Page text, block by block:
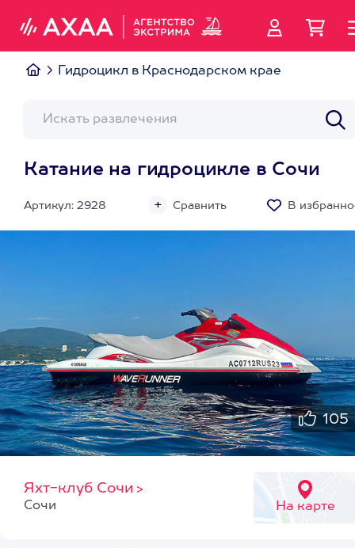
Гидроцикл в Краснодарском крае
Катание на гидроцикле в Сочи
Артикул: 2928 Сравнить В
105
Яхт-клуб Сочи >
На карте
Сочи